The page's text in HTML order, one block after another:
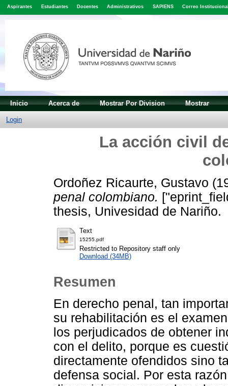
Aspirantes Estudiantes Docentes Administrativos SAPIENS Correo
Inicio Acerca de Mostrar Por Division Mostrar
Login
La acción civil
Ordoñez Ricaurte, Gustavo
penal colombiano.
thesis, Univesidad de Nariño.
Text
15255.pdf
Restricted to Repository staff only
Download (34MB)
Resumen
En derecho penal, tan
su rehabilitación es el
los perjudicados de obtener
con el delito, porque es
directamente ofendidos sino
defensa social. Por esta